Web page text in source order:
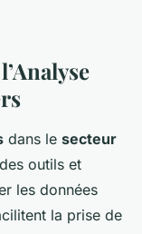
dans le secteur
outils et
les données
la prise de